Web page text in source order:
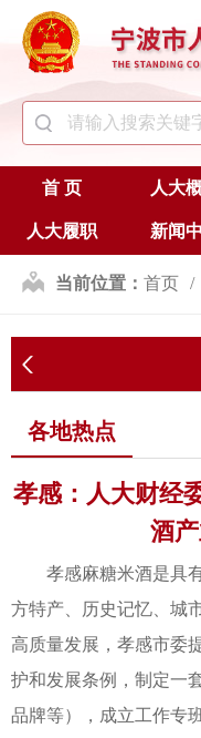
首 页 人大
人大履职 新闻
当前位置： 首页
各地热点
孝感：人大财经
酒
孝感麻糖米酒是具
方特产、历史记忆、城
高质量发展，孝感市委
护和发展条例，制定一
品牌等），成立工作专